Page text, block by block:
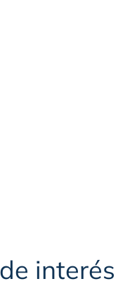
interés